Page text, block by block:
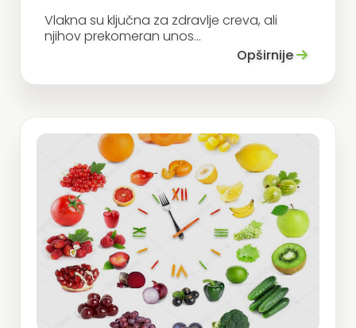
Vlakna su ključna za zdravlje creva, ali
njihov prekomeran unos...
Opširnije